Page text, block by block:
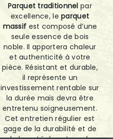
Parquet traditionnel par
excellence, le parquet
massif est composé d’une
seule essence de bois
noble. Il apportera chaleur
et authenticité à votre
pièce. Résistant et durable,
il représente un
investissement rentable sur
la durée mais devra être
entretenu soigneusement.
Cet entretien régulier est
gage de la durabilité et de